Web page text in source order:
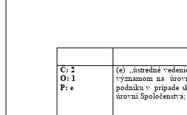
Č: 2
O: 1
P: e
(e) „ústredné
významom na
podniku v prípade
úrovni Spoločenstva;